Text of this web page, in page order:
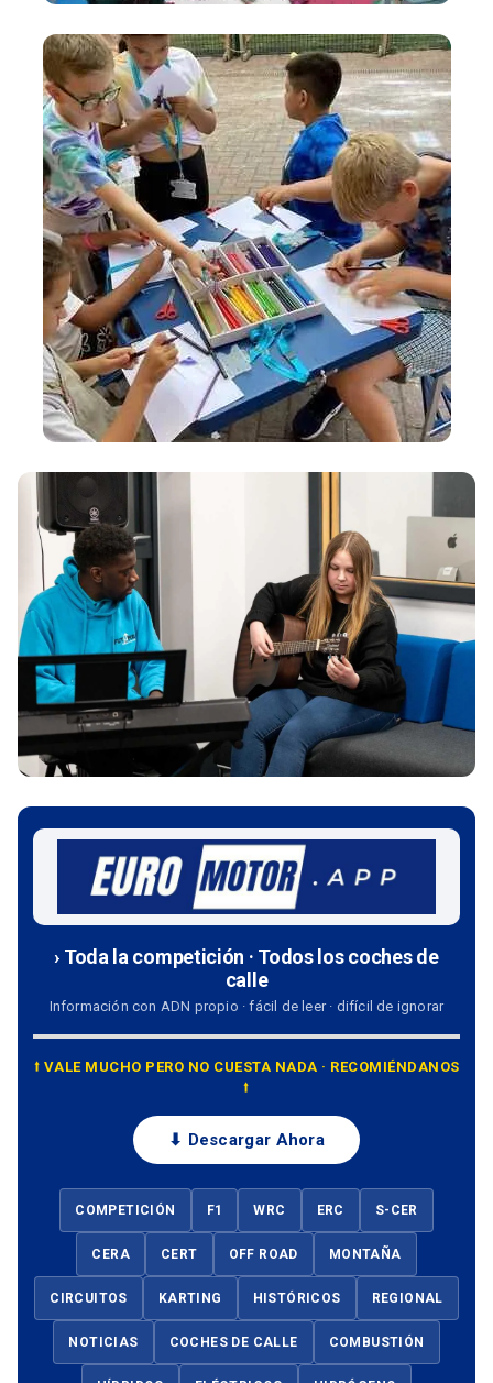
› Toda la competición · Todos los coches de
calle
Información con ADN propio · fácil de leer · difícil de ignorar
⭡ VALE MUCHO PERO NO CUESTA NADA · RECOMIÉNDANOS
⭡
⬇ Descargar Ahora
COMPETICIÓN F1 WRC ERC S-CER
CERA CERT OFF ROAD MONTAÑA
CIRCUITOS KARTING HISTÓRICOS REGIONAL
NOTICIAS COCHES DE CALLE COMBUSTIÓN